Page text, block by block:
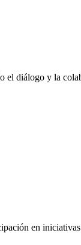
el diálogo y la
en